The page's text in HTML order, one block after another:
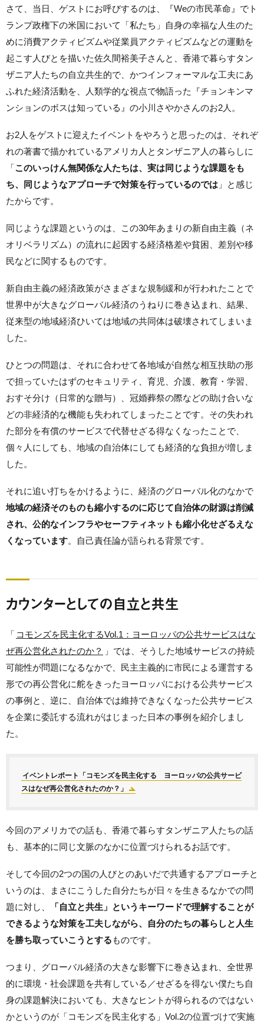
さて、当日、ゲストにお呼びするのは、『Weの市民革命』でト
ランプ政権下の米国において「私たち」自身の幸福な人生のた
めに消費アクティビズムや従業員アクティビズムなどの運動を
起こす人びとを描いた佐久間裕美子さんと、香港で暮らすタン
ザニア人たちの自立共生的で、かつインフォーマルな工夫にあ
ふれた経済活動を、人類学的な視点で物語った『チョンキンマ
ンションのボスは知っている』の小川さやかさんのお2人。
お2人をゲストに迎えたイベントをやろうと思ったのは、それぞ
れの著書で描かれているアメリカ人とタンザニア人の暮らしに
「このいっけん無関係な人たちは、実は同じような課題をも
ち、同じようなアプローチで対策を行っているのでは 」と感じ
たからです。
同じような課題というのは、この30年あまりの新自由主義（ネ
オリベラリズム）の流れに起因する経済格差や貧困、差別や移
民などに関するものです。
新自由主義の経済政策がさまざまな規制緩和が行われたことで
世界中が大きなグローバル経済のうねりに巻き込まれ、結果、
従来型の地域経済ひいては地域の共同体は破壊されてしまいま
した。
ひとつの問題は、それに合わせて各地域が自然な相互扶助の形
で担っていたはずのセキュリティ、育児、介護、教育・学習、
おすそ分け（日常的な贈与）、冠婚葬祭の際などの助け合いな
どの非経済的な機能も失われてしまったことです。その失われ
た部分を有償のサービスで代替せざる得なくなったことで、
個々人にしても、地域の自治体にしても経済的な負担が増しま
した。
それに追い打ちをかけるように、経済のグローバル化のなかで
地域の経済そのものも縮小するのに応じて自治体の財源は削減
され、公的なインフラやセーフティネットも縮小化せざるえな
くなっています。自己責任論が語られる背景です。
カウンターとしての自立と共生
「 コモンズを民主化するVol.1：ヨーロッパの公共サービスはな
ぜ再公営化されたのか？
」では、そうした地域サービスの持続
可能性が問題になるなかで、民主主義的に市民による運営する
形での再公営化に舵をきったヨーロッパにおける公共サービス
の事例と、逆に、自治体では維持できなくなった公共サービス
を企業に委託する流れがはじまった日本の事例を紹介しまし
た。
イベントレポート「コモンズを民主化する ヨーロッパの公共サービ
スはなぜ再公営化されたのか？」
今回のアメリカでの話も、香港で暮らすタンザニア人たちの話
も、基本的に同じ文脈のなかに位置づけられるお話です。
そして今回の2つの国の人びとのあいだで共通するアプローチと
いうのは、まさにこうした自分たちが日々を生きるなかでの問
題に対し、
「自立と共生」というキーワードで理解することが
できるような対策を工夫しながら、自分のたちの暮らしと人生
を勝ち取っていこうとするものです。
つまり、グローバル経済の大きな影響下に巻き込まれ、全世界
的に環境・社会課題を共有している／せざるを得ない僕たち自
身の課題解決においても、大きなヒントが得られるのではない
かというのが「コモンズを民主化する」Vol.2の位置づけで実施